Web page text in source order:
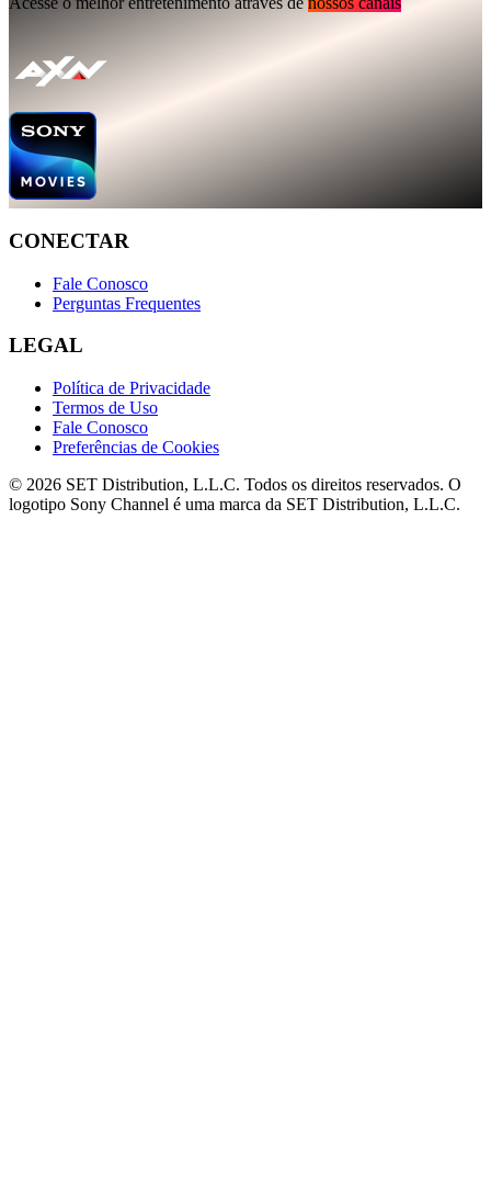
CONECTAR
Fale Conosco
Perguntas Frequentes
LEGAL
Política de Privacidade
Termos de Uso
Fale Conosco
Preferências de Cookies
© 2026 SET Distribution, L.L.C. Todos os direitos reservados. O
logotipo Sony Channel é uma marca da SET Distribution, L.L.C.